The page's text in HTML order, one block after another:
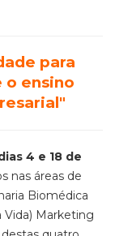
para
o ensino
4 e 18 de
nas áreas de
Biomédica
Vida) Marketing